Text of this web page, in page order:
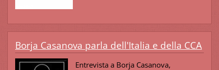
Borja Casanova parla dell'Italia e della CCA
Entrevista a Borja Casanova,